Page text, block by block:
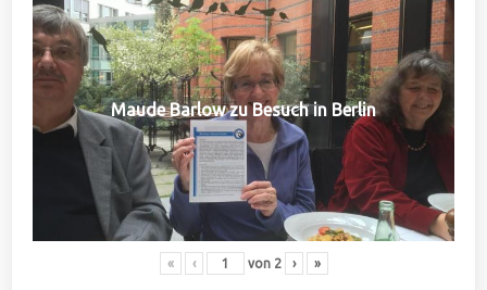
Maude Barlow zu Besuch in Berlin
« ‹ von 2 › »